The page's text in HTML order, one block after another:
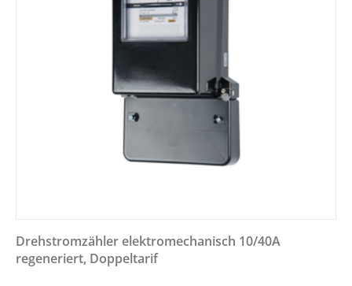
Drehstromzähler elektromechanisch 10/40A
regeneriert, Doppeltarif